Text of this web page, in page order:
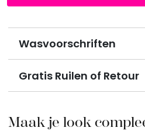
Wasvoorschriften
Gratis Ruilen of Retour
Maak je look